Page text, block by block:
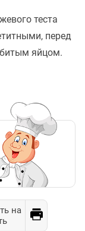
теста
перед
яйцом.
на